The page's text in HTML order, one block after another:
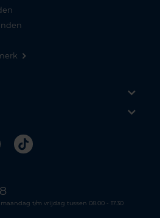
Tiktok
t/m vrijdag tussen 08.00 - 17.30